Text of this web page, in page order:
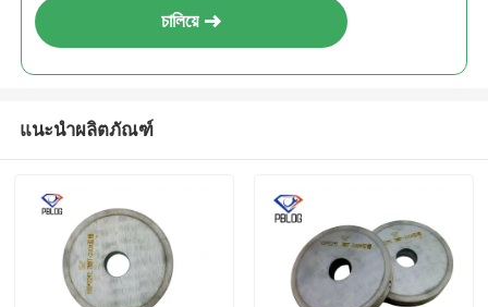
চালিয়ে
แนะนำผลิตภัณฑ์